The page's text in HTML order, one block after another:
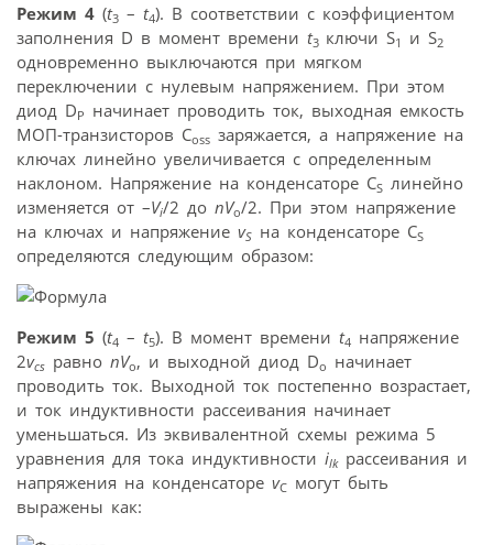
Режим 4 (t3 – t4). В соответствии с коэффициентом
заполнения D в момент времени t3 ключи S1 и S2
одновременно выключаются при мягком
переключении с нулевым напряжением. При этом
диод DP начинает проводить ток, выходная емкость
МОП-транзисторов Coss заряжается, а напряжение на
ключах линейно увеличивается с определенным
наклоном. Напряжение на конденсаторе CS линейно
изменяется от –Vi/2 до nVo/2. При этом напряжение
на ключах и напряжение vS на конденсаторе CS
определяются следующим образом:
Режим 5 (t4 – t5). В момент времени t4 напряжение
2vcs равно nVo, и выходной диод Do начинает
проводить ток. Выходной ток постепенно возрастает,
и ток индуктивности рассеивания начинает
уменьшаться. Из эквивалентной схемы режима 5
уравнения для тока индуктивности ilkрассеивания и
напряжения на конденсаторе vC могут быть
выражены как: